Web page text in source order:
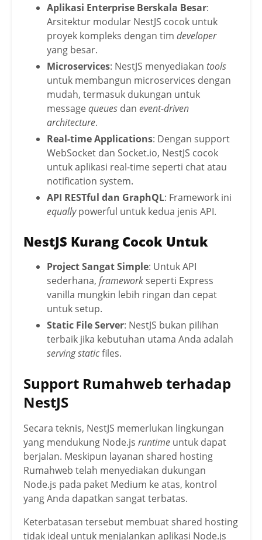
Aplikasi Enterprise Berskala Besar:
Arsitektur modular NestJS cocok untuk
proyek kompleks dengan tim developer
yang besar.
Microservices: NestJS menyediakan tools
untuk membangun microservices dengan
mudah, termasuk dukungan untuk
messagequeues dan event-driven
architecture.
Real-time Applications: Dengan support
WebSocket dan Socket.io, NestJS cocok
untuk aplikasi real-time seperti chat atau
notification system.
API RESTful dan GraphQL: Framework ini
equallypowerful untuk kedua jenis API.
NestJS Kurang Cocok Untuk
Project Sangat Simple: Untuk API
sederhana, framework seperti Express
vanilla mungkin lebih ringan dan cepat
untuk setup.
Static File Server: NestJS bukan pilihan
terbaik jika kebutuhan utama Anda adalah
serving staticfiles.
Support Rumahweb terhadap
NestJS
Secara teknis, NestJS memerlukan lingkungan
yang mendukung Node.js runtime untuk dapat
berjalan. Meskipun layanan shared hosting
Rumahweb telah menyediakan dukungan
Node.js pada paket Medium ke atas, kontrol
yang Anda dapatkan sangat terbatas.
Keterbatasan tersebut membuat shared hosting
tidak ideal untuk menjalankan aplikasi Node.js